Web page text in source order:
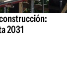
2031